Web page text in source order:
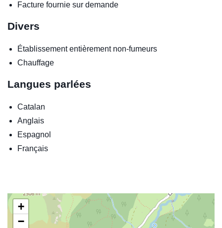
Facture fournie sur demande
Divers
Établissement entièrement non-fumeurs
Chauffage
Langues parlées
Catalan
Anglais
Espagnol
Français
+
−